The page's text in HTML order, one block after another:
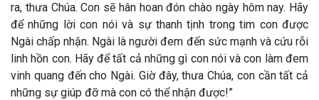
ra, thưa Chúa. Con sẽ hân hoan đón chào ngày hôm nay. Hãy
để những lời con nói và sự thanh tịnh trong tim con được
Ngài chấp nhận. Ngài là người đem đến sức mạnh và cứu rỗi
linh hồn con. Hãy để tất cả những gì con nói và con làm đem
vinh quang đến cho Ngài. Giờ đây, thưa Chúa, con cần tất cả
những sự giúp đỡ mà con có thể nhận được!”